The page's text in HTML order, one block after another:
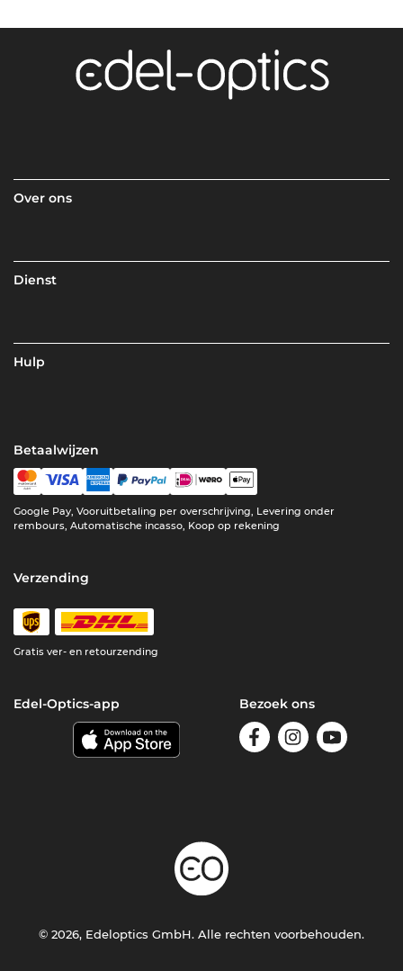
Over ons
Dienst
Hulp
Betaalwijzen
Google Pay, Vooruitbetaling per overschrijving, Levering onder
rembours, Automatische incasso, Koop op rekening
Verzending
Gratis ver- en retourzending
Edel-Optics-app Bezoek ons
© 2026, Edeloptics GmbH. Alle rechten voorbehouden.